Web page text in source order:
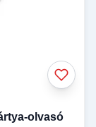
olvasó